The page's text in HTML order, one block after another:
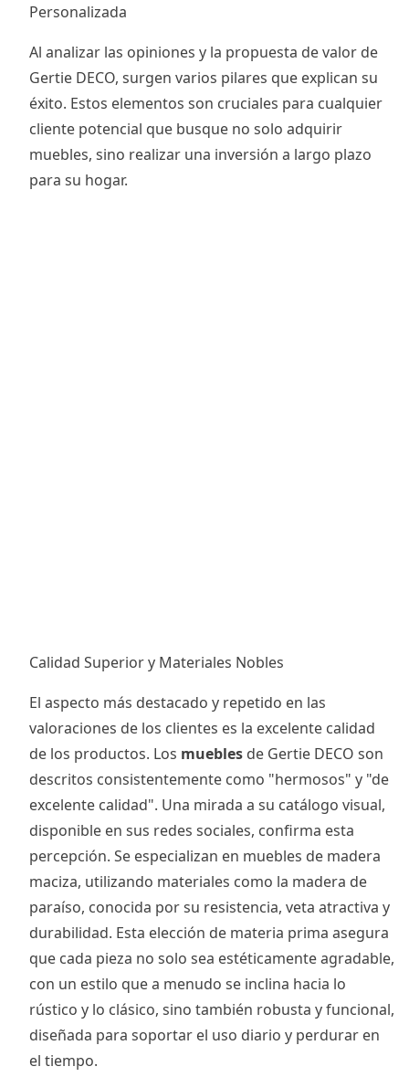
Personalizada
Al analizar las opiniones y la propuesta de valor de
Gertie DECO, surgen varios pilares que explican su
éxito. Estos elementos son cruciales para cualquier
cliente potencial que busque no solo adquirir
muebles, sino realizar una inversión a largo plazo
para su hogar.
Calidad Superior y Materiales Nobles
El aspecto más destacado y repetido en las
valoraciones de los clientes es la excelente calidad
de los productos. Los muebles de Gertie DECO son
descritos consistentemente como "hermosos" y "de
excelente calidad". Una mirada a su catálogo visual,
disponible en sus redes sociales, confirma esta
percepción. Se especializan en muebles de madera
maciza, utilizando materiales como la madera de
paraíso, conocida por su resistencia, veta atractiva y
durabilidad. Esta elección de materia prima asegura
que cada pieza no solo sea estéticamente agradable,
con un estilo que a menudo se inclina hacia lo
rústico y lo clásico, sino también robusta y funcional,
diseñada para soportar el uso diario y perdurar en
el tiempo.